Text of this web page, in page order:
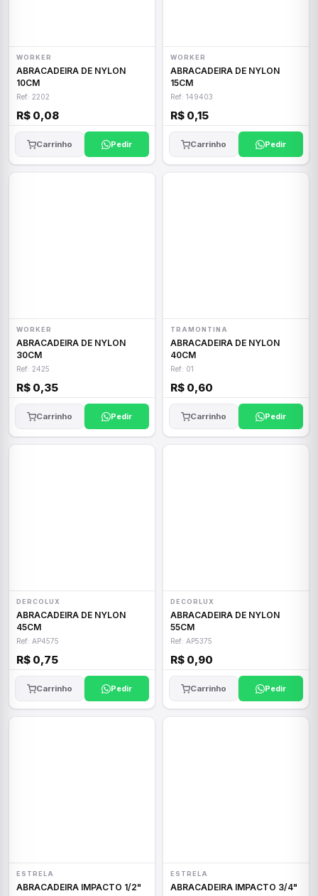
WORKER
ABRACADEIRA DE NYLON
10CM
Ref: 2202
R$ 0,08
Carrinho Pedir
WORKER
ABRACADEIRA DE NYLON
15CM
Ref: 149403
R$ 0,15
Carrinho Pedir
WORKER
ABRACADEIRA DE NYLON
30CM
Ref: 2425
R$ 0,35
Carrinho Pedir
TRAMONTINA
ABRACADEIRA DE NYLON
40CM
Ref: 01
R$ 0,60
Carrinho Pedir
DERCOLUX
ABRACADEIRA DE NYLON
45CM
Ref: AP4575
R$ 0,75
Carrinho Pedir
DECORLUX
ABRACADEIRA DE NYLON
55CM
Ref: AP5375
R$ 0,90
Carrinho Pedir
ESTRELA
ABRACADEIRA IMPACTO 1/2"
ESTRELA
ABRACADEIRA IMPACTO 3/4"